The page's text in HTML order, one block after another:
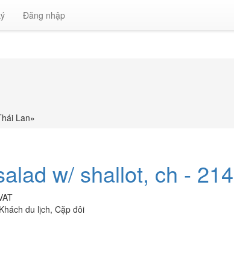
Đăng nhập
Lan»
w/ shallot, ch -
Khách du lịch, Cặp đôi